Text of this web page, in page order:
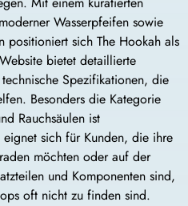
Wasserpfeifen sowie
positioniert sich The Hookah als
bietet detaillierte
Spezifikationen, die
Besonders die Kategorie
Rauchsäulen ist
eignet sich für Kunden, die ihre
möchten oder auf der
und Komponenten sind,
oft nicht zu finden sind.